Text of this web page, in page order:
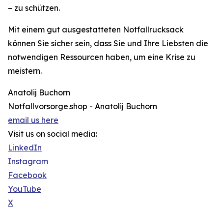
– zu schützen.
Mit einem gut ausgestatteten Notfallrucksack
können Sie sicher sein, dass Sie und Ihre Liebsten die
notwendigen Ressourcen haben, um eine Krise zu
meistern.
Anatolij Buchorn
Notfallvorsorge.shop - Anatolij Buchorn
email us here
Visit us on social media:
LinkedIn
Instagram
Facebook
YouTube
X